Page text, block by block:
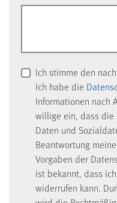
Ich stimme den
Ich habe die
Informationen nach
willige ein, dass die
Daten und
Beantwortung
Vorgaben der
ist bekannt, dass
widerrufen kann.